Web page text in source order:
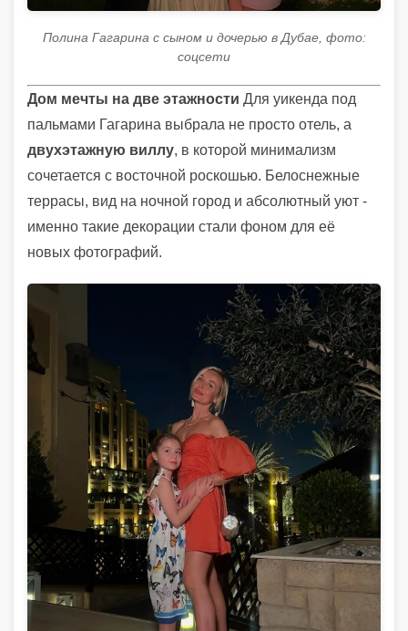
Полина Гагарина с сыном и дочерью в Дубае, фото:
соцсети
Дом мечты на две этажности Для уикенда под
пальмами Гагарина выбрала не просто отель, а
двухэтажную виллу, в которой минимализм
сочетается с восточной роскошью. Белоснежные
террасы, вид на ночной город и абсолютный уют -
именно такие декорации стали фоном для её
новых фотографий.